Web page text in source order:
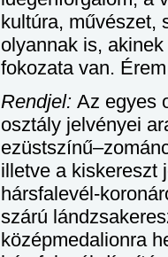
kultúra, művészet,
olyannak is,
fokozata van.
Rendjel: Az egyes
osztály jelvényei
illetve a kiskereszt
hársfalevél-
szárú
középmedalionra